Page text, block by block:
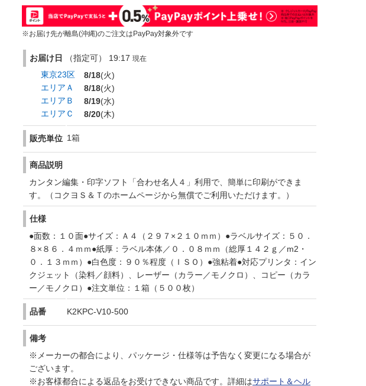
※お届け先が離島(沖縄)のご注文はPayPay対象外です
お届け日 （指定可） 19:17 現在
東京23区 8/18(火)
エリアＡ
8/18(火)
エリアＢ
8/19(水)
エリアＣ
8/20(木)
販売単位 1箱
商品説明
カンタン編集・印字ソフト「合わせ名人４」利用で、簡単に印刷ができま
す。（コクヨＳ＆Ｔのホームページから無償でご利用いただけます。）
仕様
●面数：１０面●サイズ：Ａ４（２９７×２１０ｍｍ）●ラベルサイズ：５０．
８×８６．４ｍｍ●紙厚：ラベル本体／０．０８ｍｍ（総厚１４２ｇ／m2・
０．１３ｍｍ）●白色度：９０％程度（ＩＳＯ）●強粘着●対応プリンタ：イン
クジェット（染料／顔料）、レーザー（カラー／モノクロ）、コピー（カラ
ー／モノクロ）●注文単位：１箱（５００枚）
品番 K2KPC-V10-500
備考
※メーカーの都合により、パッケージ・仕様等は予告なく変更になる場合が
ございます。
※お客様都合による返品をお受けできない商品です。詳細はサポート＆ヘル